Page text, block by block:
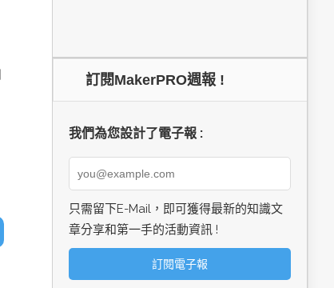
訂閱MakerPRO週報 !
我們為您設計了電子報 :
只需留下E-Mail，即可獲得最新的知識文
章分享和第一手的活動資訊 !